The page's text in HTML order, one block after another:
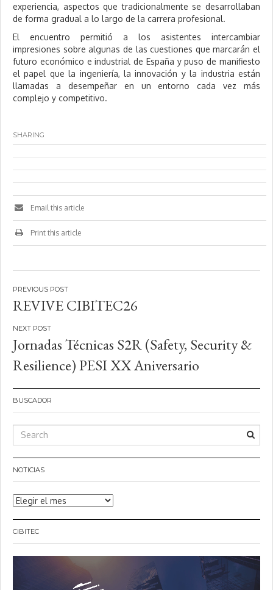
experiencia, aspectos que tradicionalmente se desarrollaban
de forma gradual a lo largo de la carrera profesional.
El encuentro permitió a los asistentes intercambiar
impresiones sobre algunas de las cuestiones que marcarán el
futuro económico e industrial de España y puso de manifiesto
el papel que la ingeniería, la innovación y la industria están
llamadas a desempeñar en un entorno cada vez más
complejo y competitivo.
SHARING
Email this article
Print this article
Navegación
de
entradas
REVIVE CIBITEC26
Jornadas Técnicas S2R (Safety, Security &
Resilience) PESI XX Aniversario
BUSCADOR
NOTICIAS
Noticias
CIBITEC